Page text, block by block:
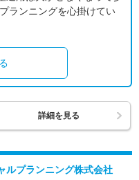
ランニングを心掛けてい
詳細を見る
ルプランニング株式会社